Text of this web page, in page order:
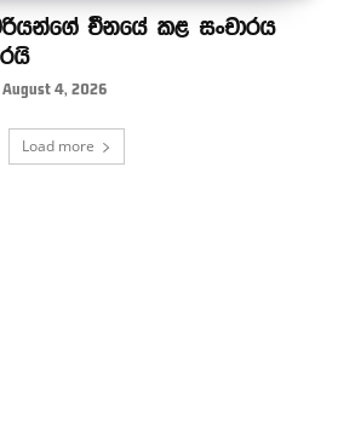
චීනයේ කළ සංචාරය
August 4, 2026
Load more